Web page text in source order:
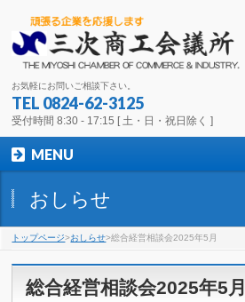
お気軽にお問いご相談下さい。
TEL 0824-62-3125
受付時間 8:30 - 17:15 [ 土・日・祝日除く ]
MENU
おしらせ
トップページ>おしらせ>総合経営相談会2025年5月
総合経営相談会2025年5月